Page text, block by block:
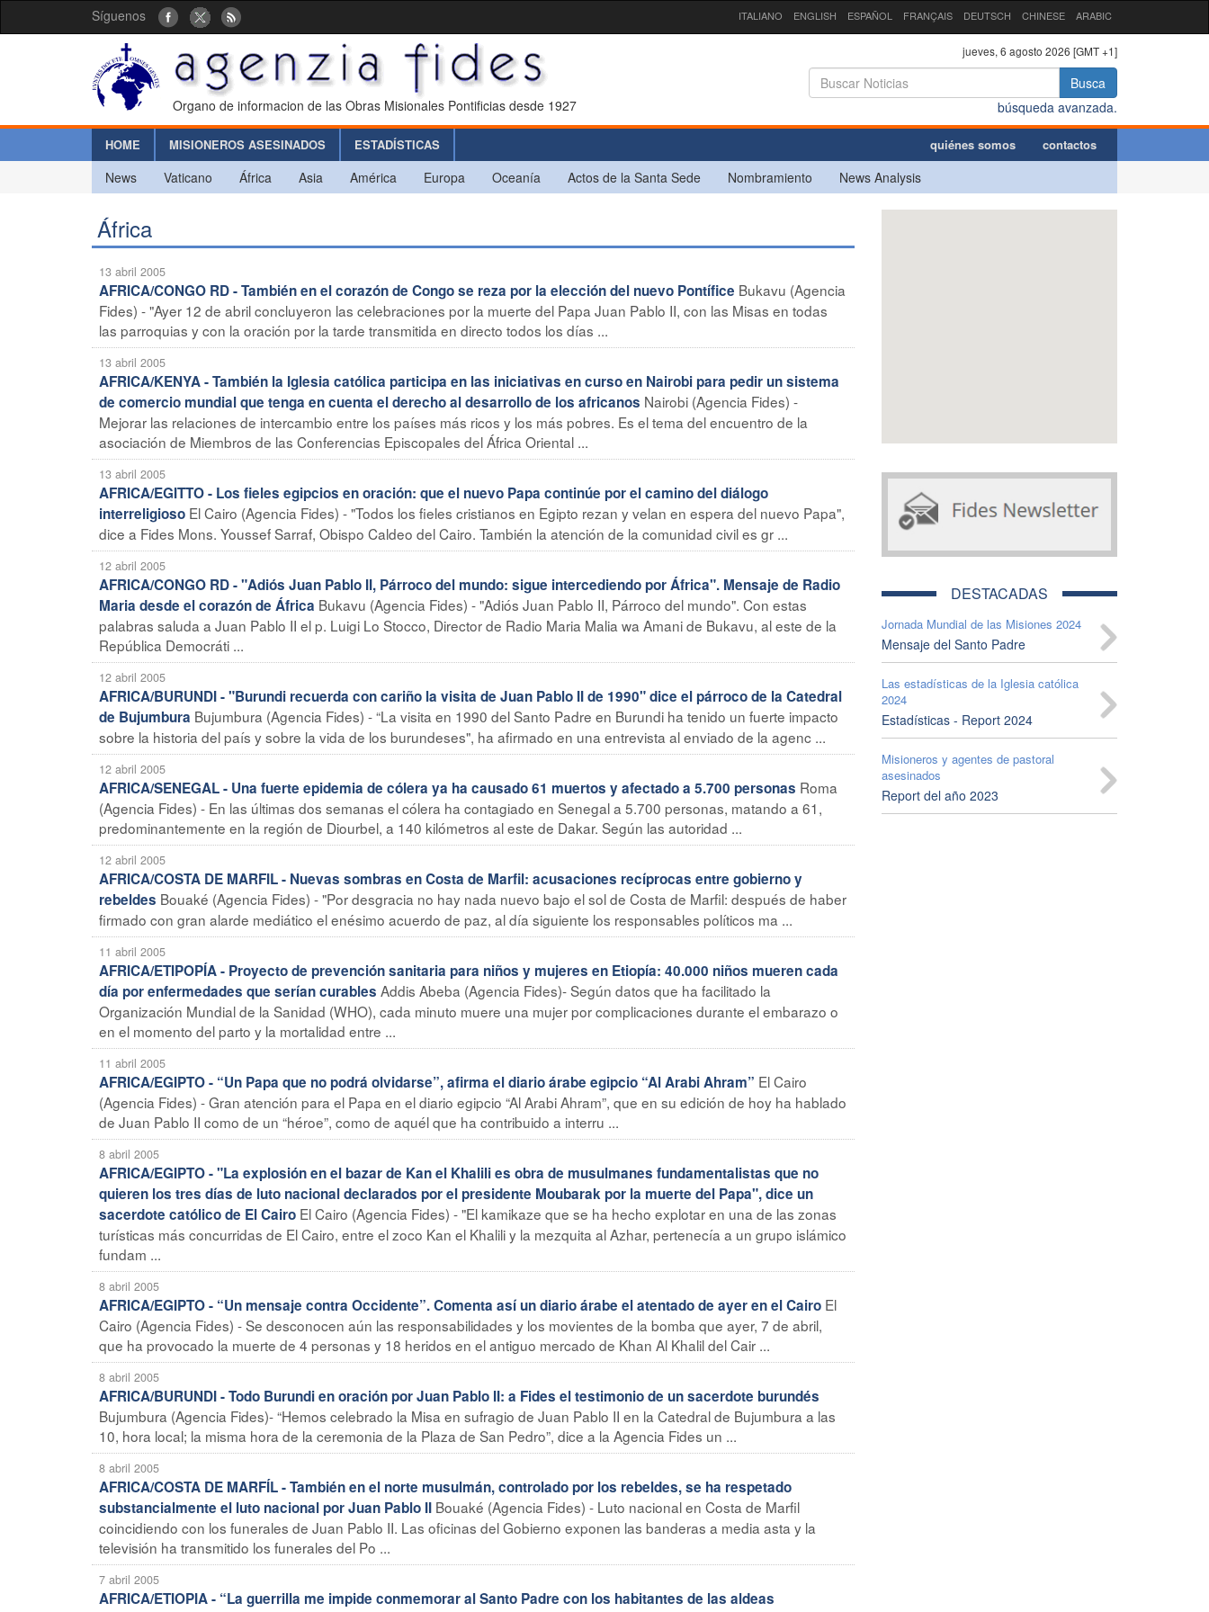
Síguenos ITALIANO ENGLISH ESPAÑOL FRANÇAIS DEUTSCH CHINESE ARABIC
Organo de informacion de las Obras Misionales Pontificias desde 1927
jueves, 6 agosto 2026 [GMT +1]
Busca
búsqueda avanzada.
HOME MISIONEROS ASESINADOS ESTADÍSTICAS quiénes somos contactos
News Vaticano África Asia América Europa Oceanía Actos de la Santa Sede Nombramiento News Analysis
África
13 abril 2005
AFRICA/CONGO RD - También en el corazón de Congo se reza por la elección del nuevo Pontífice Bukavu (Agencia
Fides) - "Ayer 12 de abril concluyeron las celebraciones por la muerte del Papa Juan Pablo II, con las Misas en todas
las parroquias y con la oración por la tarde transmitida en directo todos los días ...
13 abril 2005
AFRICA/KENYA - También la Iglesia católica participa en las iniciativas en curso en Nairobi para pedir un sistema
de comercio mundial que tenga en cuenta el derecho al desarrollo de los africanos Nairobi (Agencia Fides) -
Mejorar las relaciones de intercambio entre los países más ricos y los más pobres. Es el tema del encuentro de la
asociación de Miembros de las Conferencias Episcopales del África Oriental ...
13 abril 2005
AFRICA/EGITTO - Los fieles egipcios en oración: que el nuevo Papa continúe por el camino del diálogo
interreligioso El Cairo (Agencia Fides) - "Todos los fieles cristianos en Egipto rezan y velan en espera del nuevo Papa",
dice a Fides Mons. Youssef Sarraf, Obispo Caldeo del Cairo. También la atención de la comunidad civil es gr ...
12 abril 2005
AFRICA/CONGO RD - "Adiós Juan Pablo II, Párroco del mundo: sigue intercediendo por África". Mensaje de Radio
Maria desde el corazón de África Bukavu (Agencia Fides) - "Adiós Juan Pablo II, Párroco del mundo". Con estas
palabras saluda a Juan Pablo II el p. Luigi Lo Stocco, Director de Radio Maria Malia wa Amani de Bukavu, al este de la
República Democráti ...
12 abril 2005
AFRICA/BURUNDI - "Burundi recuerda con cariño la visita de Juan Pablo II de 1990" dice el párroco de la Catedral
de Bujumbura Bujumbura (Agencia Fides) - “La visita en 1990 del Santo Padre en Burundi ha tenido un fuerte impacto
sobre la historia del país y sobre la vida de los burundeses", ha afirmado en una entrevista al enviado de la agenc ...
12 abril 2005
AFRICA/SENEGAL - Una fuerte epidemia de cólera ya ha causado 61 muertos y afectado a 5.700 personas Roma
(Agencia Fides) - En las últimas dos semanas el cólera ha contagiado en Senegal a 5.700 personas, matando a 61,
predominantemente en la región de Diourbel, a 140 kilómetros al este de Dakar. Según las autoridad ...
12 abril 2005
AFRICA/COSTA DE MARFIL - Nuevas sombras en Costa de Marfil: acusaciones recíprocas entre gobierno y
rebeldes Bouaké (Agencia Fides) - "Por desgracia no hay nada nuevo bajo el sol de Costa de Marfil: después de haber
firmado con gran alarde mediático el enésimo acuerdo de paz, al día siguiente los responsables políticos ma ...
11 abril 2005
AFRICA/ETIPOPÍA - Proyecto de prevención sanitaria para niños y mujeres en Etiopía: 40.000 niños mueren cada
día por enfermedades que serían curables Addis Abeba (Agencia Fides)- Según datos que ha facilitado la
Organización Mundial de la Sanidad (WHO), cada minuto muere una mujer por complicaciones durante el embarazo o
en el momento del parto y la mortalidad entre ...
11 abril 2005
AFRICA/EGIPTO - “Un Papa que no podrá olvidarse”, afirma el diario árabe egipcio “Al Arabi Ahram” El Cairo
(Agencia Fides) - Gran atención para el Papa en el diario egipcio “Al Arabi Ahram”, que en su edición de hoy ha hablado
de Juan Pablo II como de un “héroe”, como de aquél que ha contribuido a interru ...
8 abril 2005
AFRICA/EGIPTO - "La explosión en el bazar de Kan el Khalili es obra de musulmanes fundamentalistas que no
quieren los tres días de luto nacional declarados por el presidente Moubarak por la muerte del Papa", dice un
sacerdote católico de El Cairo El Cairo (Agencia Fides) - "El kamikaze que se ha hecho explotar en una de las zonas
turísticas más concurridas de El Cairo, entre el zoco Kan el Khalili y la mezquita al Azhar, pertenecía a un grupo islámico
fundam ...
8 abril 2005
AFRICA/EGIPTO - “Un mensaje contra Occidente”. Comenta así un diario árabe el atentado de ayer en el Cairo El
Cairo (Agencia Fides) - Se desconocen aún las responsabilidades y los movientes de la bomba que ayer, 7 de abril,
que ha provocado la muerte de 4 personas y 18 heridos en el antiguo mercado de Khan Al Khalil del Cair ...
8 abril 2005
AFRICA/BURUNDI - Todo Burundi en oración por Juan Pablo II: a Fides el testimonio de un sacerdote burundés
Bujumbura (Agencia Fides)- “Hemos celebrado la Misa en sufragio de Juan Pablo II en la Catedral de Bujumbura a las
10, hora local; la misma hora de la ceremonia de la Plaza de San Pedro”, dice a la Agencia Fides un ...
8 abril 2005
AFRICA/COSTA DE MARFÍL - También en el norte musulmán, controlado por los rebeldes, se ha respetado
substancialmente el luto nacional por Juan Pablo II Bouaké (Agencia Fides) - Luto nacional en Costa de Marfil
coincidiendo con los funerales de Juan Pablo II. Las oficinas del Gobierno exponen las banderas a media asta y la
televisión ha transmitido los funerales del Po ...
7 abril 2005
AFRICA/ETIOPIA - “La guerrilla me impide conmemorar al Santo Padre con los habitantes de las aldeas
DESTACADAS
Jornada Mundial de las Misiones 2024
Mensaje del Santo Padre
Las estadísticas de la Iglesia católica
2024
Estadísticas - Report 2024
Misioneros y agentes de pastoral
asesinados
Report del año 2023